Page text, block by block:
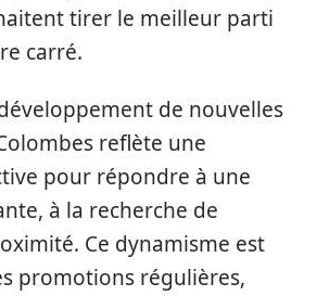
tirer le meilleur parti
carré.
de nouvelles
reflète une
pour répondre à une
à la recherche de
Ce dynamisme est
promotions régulières,